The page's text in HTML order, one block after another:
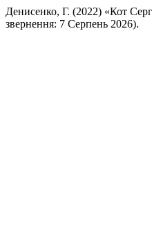
Денисенко, Г. (2022) «Кот
звернення: 7 Серпень 2026).